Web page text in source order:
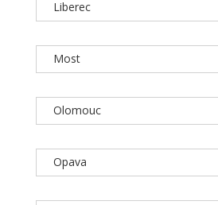
Liberec
Most
Olomouc
Opava